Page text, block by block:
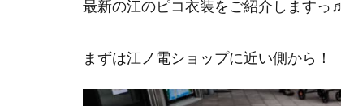
ノ
電
ョ
最新の江のピコ衣装をご紹介しますっ♬
まずは江ノ電ショップに近い側から！